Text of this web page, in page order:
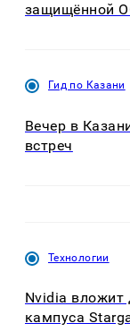
защищённой
Гид по Казани
Вечер в
встреч
Технологии
Nvidia вложит
кампуса